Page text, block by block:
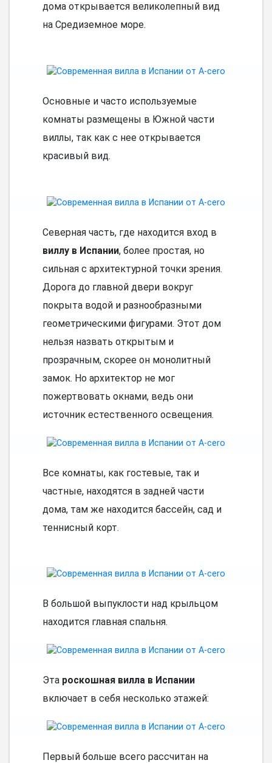
дома открывается великолепный вид
на Средиземное море.
Основные и часто используемые
комнаты размещены в Южной части
виллы, так как с нее открывается
красивый вид.
Северная часть, где находится вход в
виллу в Испании, более простая, но
сильная с архитектурной точки зрения.
Дорога до главной двери вокруг
покрыта водой и разнообразными
геометрическими фигурами. Этот дом
нельзя назвать открытым и
прозрачным, скорее он монолитный
замок. Но архитектор не мог
пожертвовать окнами, ведь они
источник естественного освещения.
Все комнаты, как гостевые, так и
частные, находятся в задней части
дома, там же находится бассейн, сад и
теннисный корт.
В большой выпуклости над крыльцом
находится главная спальня.
Эта роскошная вилла в Испании
включает в себя несколько этажей:
Первый больше всего рассчитан на